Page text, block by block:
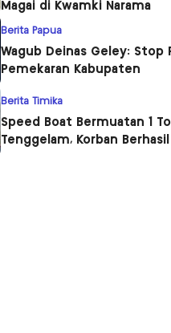
Magai di Kwamki Narama
Berita Papua
Wagub Deinas Geley: Stop
Pemekaran Kabupaten
Berita Timika
Speed Boat Bermuatan 1
Tenggelam, Korban